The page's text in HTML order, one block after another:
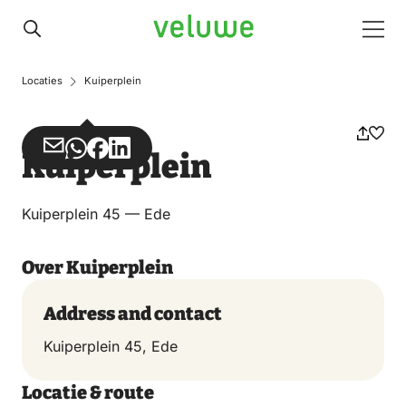
Veluwe
Locaties Kuiperplein
Share
via
Share
via
Share
on
Share
on
Kuiperplein
Kuiperplein 45 — Ede
Over Kuiperplein
Address and contact
Kuiperplein 45, Ede
Locatie & route